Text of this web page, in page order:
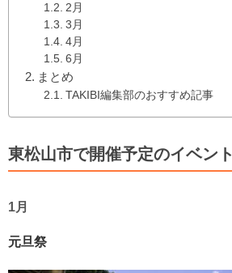
2月
3月
4月
6月
まとめ
TAKIBI編集部のおすすめ記事
東松山市で開催予定のイベント
1月
元旦祭